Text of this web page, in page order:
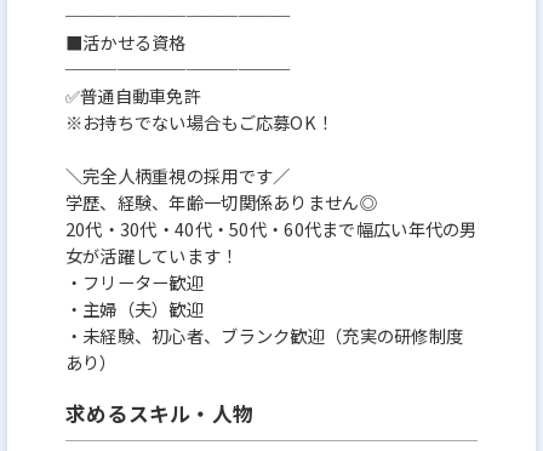
─────────────
■活かせる資格
─────────────
✅普通自動車免許
※お持ちでない場合もご応募OK！
＼完全人柄重視の採用です／
学歴、経験、年齢一切関係ありません◎
20代・30代・40代・50代・60代まで幅広い年代の男
女が活躍しています！
・フリーター歓迎
・主婦（夫）歓迎
・未経験、初心者、ブランク歓迎（充実の研修制度
あり）
求めるスキル・人物